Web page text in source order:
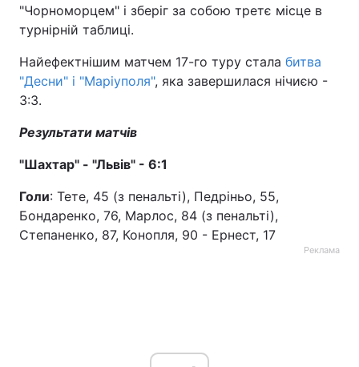
"Чорноморцем" і зберіг за собою третє місце в
турнірній таблиці.
Найефектнішим матчем 17-го туру стала битва
"Десни" і "Маріуполя", яка завершилася нічиєю -
3:3.
Результати матчів
"Шахтар" - "Львів" - 6:1
Голи: Тете, 45 (з пенальті), Педріньо, 55,
Бондаренко, 76, Марлос, 84 (з пенальті),
Степаненко, 87, Конопля, 90 - Ернест, 17
Реклама